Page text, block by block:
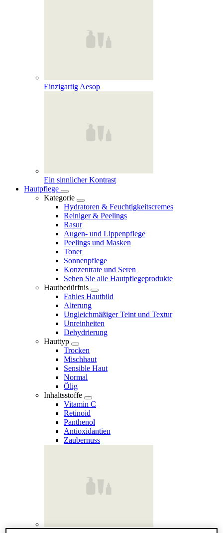
Einzigartig Aesop
Ein sinnlicher Kontrast
Hautpflege
Kategorie
Hydratoren & Feuchtigkeitscremes
Reiniger & Peelings
Rasur
Augen- und Lippenpflege
Peelings und Masken
Toner
Sonnenpflege
Konzentrate und Seren
Sehen Sie alle Hautpflegeprodukte
Hautbedürfnis
Fahles Hautbild
Alterung
Ungleichmäßiger Teint und Textur
Unreinheiten
Dehydrierung
Hauttyp
Trocken
Mischhaut
Sensible Haut
Normal
Ölig
Inhaltsstoffe
Vitamin C
Retinoid
Panthenol
Antioxidantien
Zaubernuss